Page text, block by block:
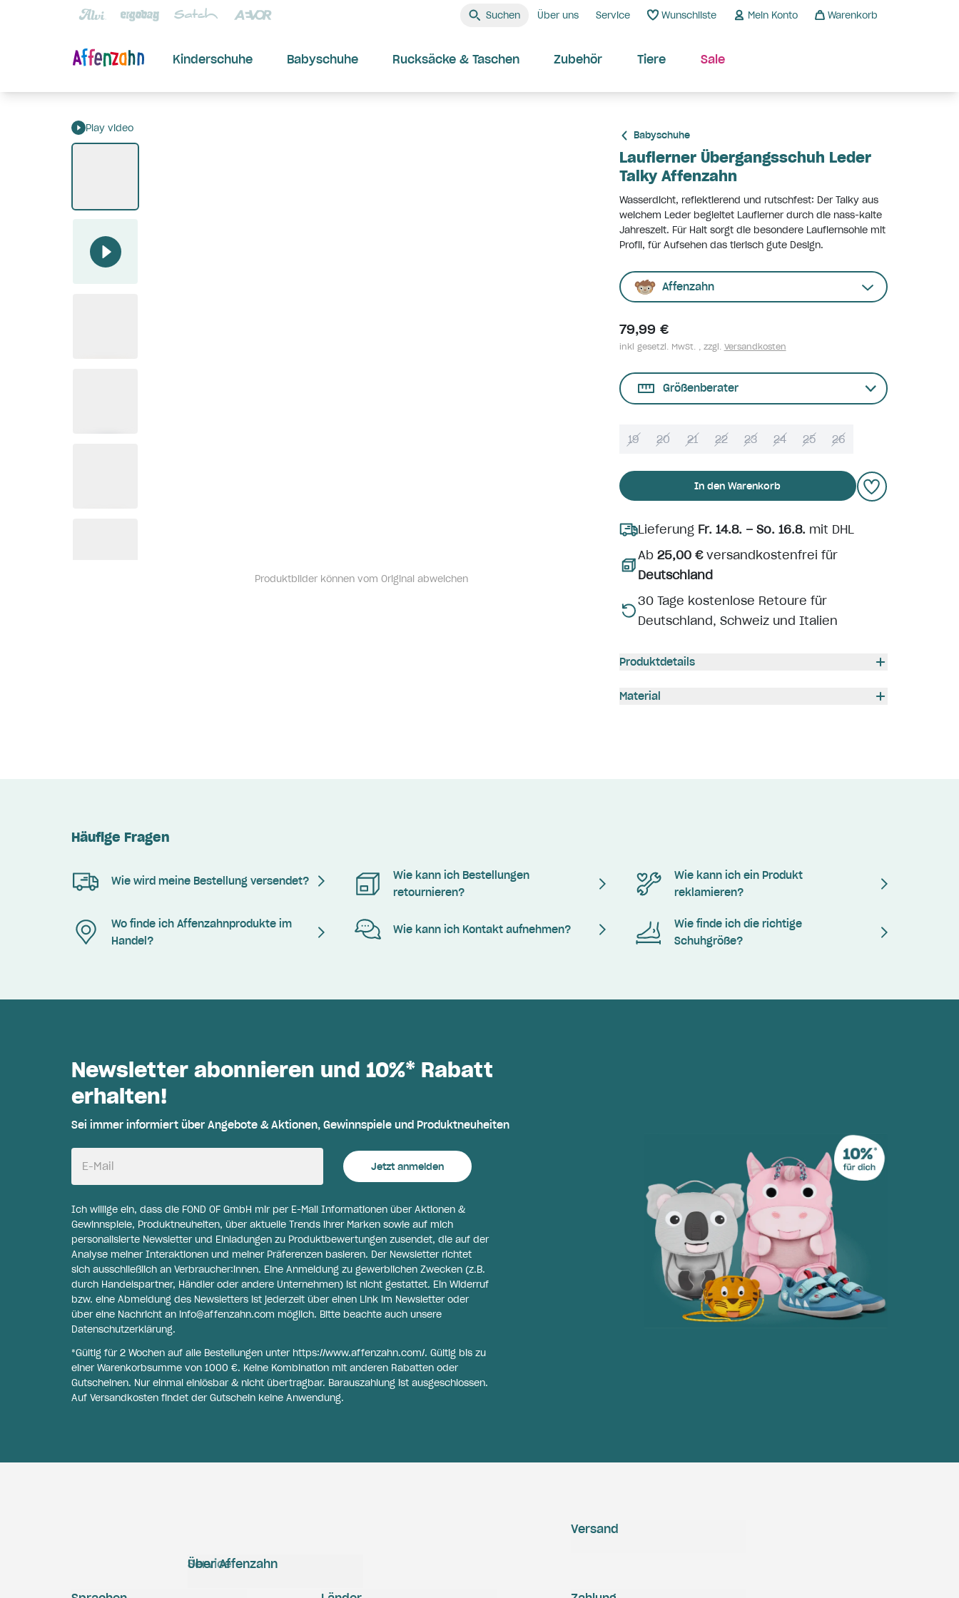
Suchen Über uns Service Wunschliste Mein Konto Warenkorb
Kinderschuhe Babyschuhe Rucksäcke & Taschen Zubehör Tiere Sale
Play video
Produktbilder können vom Original abweichen
Babyschuhe
Lauflerner Übergangsschuh Leder
Talky Affenzahn
Wasserdicht, reflektierend und rutschfest: Der Talky aus
weichem Leder begleitet Lauflerner durch die nass-kalte
Jahreszeit. Für Halt sorgt die besondere Lauflernsohle mit
Profil, für Aufsehen das tierisch gute Design.
Affenzahn
79,99 €
inkl gesetzl. MwSt. , zzgl. Versandkosten
Größenberater
19 20 21 22 23 24 25 26
In den Warenkorb
Lieferung Fr. 14.8. – So. 16.8.mit DHL
Ab 25,00 €versandkostenfrei für
Deutschland
30 Tage kostenlose Retoure für
Deutschland, Schweiz und Italien
Produktdetails
Material
Häufige Fragen
Wie wird meine Bestellung versendet?
Wie kann ich Bestellungen
retournieren?
Wie kann ich ein Produkt
reklamieren?
Wo finde ich Affenzahnprodukte im
Handel?
Wie kann ich Kontakt aufnehmen?
Wie finde ich die richtige
Schuhgröße?
Newsletter abonnieren und 10%* Rabatt
erhalten!
Sei immer informiert über Angebote & Aktionen, Gewinnspiele und Produktneuheiten
E-Mail Jetzt anmelden
Ich willige ein, dass die FOND OF GmbH mir per E-Mail Informationen über Aktionen &
Gewinnspiele, Produktneuheiten, über aktuelle Trends ihrer Marken sowie auf mich
personalisierte Newsletter und Einladungen zu Produktbewertungen zusendet, die auf der
Analyse meiner Interaktionen und meiner Präferenzen basieren. Der Newsletter richtet
sich ausschließlich an Verbraucher:innen. Eine Anmeldung zu gewerblichen Zwecken (z.B.
durch Handelspartner, Händler oder andere Unternehmen) ist nicht gestattet. Ein Widerruf
bzw. eine Abmeldung des Newsletters ist jederzeit über einen Link im Newsletter oder
über eine Nachricht an info@affenzahn.com möglich. Bitte beachte auch unsere
Datenschutzerklärung.
*Gültig für 2 Wochen auf alle Bestellungen unter https://www.affenzahn.com/. Gültig bis zu
einer Warenkorbsumme von 1000 €. Keine Kombination mit anderen Rabatten oder
Gutscheinen. Nur einmal einlösbar & nicht übertragbar. Barauszahlung ist ausgeschlossen.
Auf Versandkosten findet der Gutschein keine Anwendung.
Service
Über Affenzahn
Versand